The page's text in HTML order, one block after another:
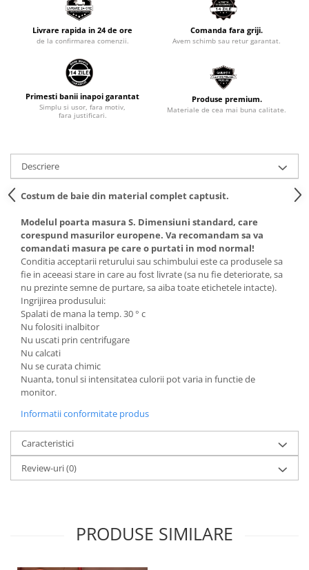
Livrare rapida in 24 de ore
de la confirmarea comenzii.
Comanda fara griji.
Avem schimb sau retur garantat.
Primesti banii inapoi garantat
Simplu si usor, fara motiv,
fara justificari.
Produse premium.
Materiale de cea mai buna calitate.
Descriere
Costum de baie din material complet captusit.
Modelul poarta masura S. Dimensiuni standard, care
corespund masurilor europene. Va recomandam sa va
comandati masura pe care o purtati in mod normal!
Conditia acceptarii returului sau schimbului este ca produsele sa
fie in aceeasi stare in care au fost livrate (sa nu fie deteriorate, sa
nu prezinte semne de purtare, sa aiba toate etichetele intacte).
Ingrijirea produsului:
Spalati de mana la temp. 30 ° c
Nu folositi inalbitor
Nu uscati prin centrifugare
Nu calcati
Nu se curata chimic
Nuanta, tonul si intensitatea culorii pot varia in functie de
monitor.
Informatii conformitate produs
Caracteristici
Review-uri(0)
PRODUSE SIMILARE